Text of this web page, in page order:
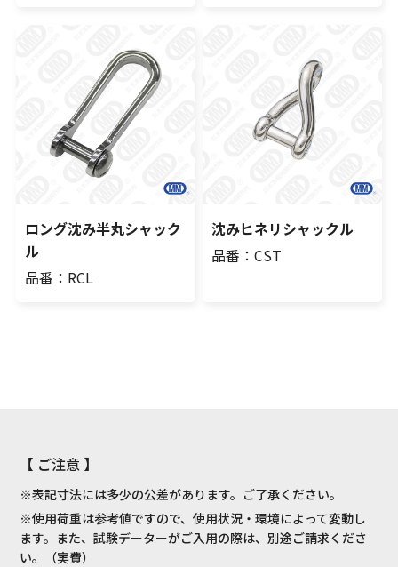
ロング沈み半丸シャック
ル
品番：RCL
沈みヒネリシャックル
品番：CST
【 ご注意 】
※表記寸法には多少の公差があります。ご了承ください。
※使用荷重は参考値ですので、使用状況・環境によって変動し
ます。また、試験データーがご入用の際は、別途ご請求くださ
い。（実費）